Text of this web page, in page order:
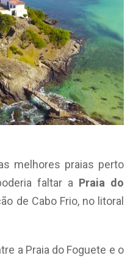
melhores praias perto
faltar a Praia do
de Cabo Frio, no litoral
a Praia do Foguete e o